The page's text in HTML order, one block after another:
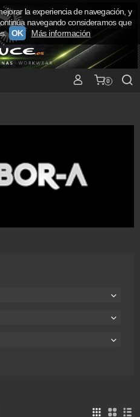
0
la experiencia de navegación, y
navegando consideramos que
OK Más información